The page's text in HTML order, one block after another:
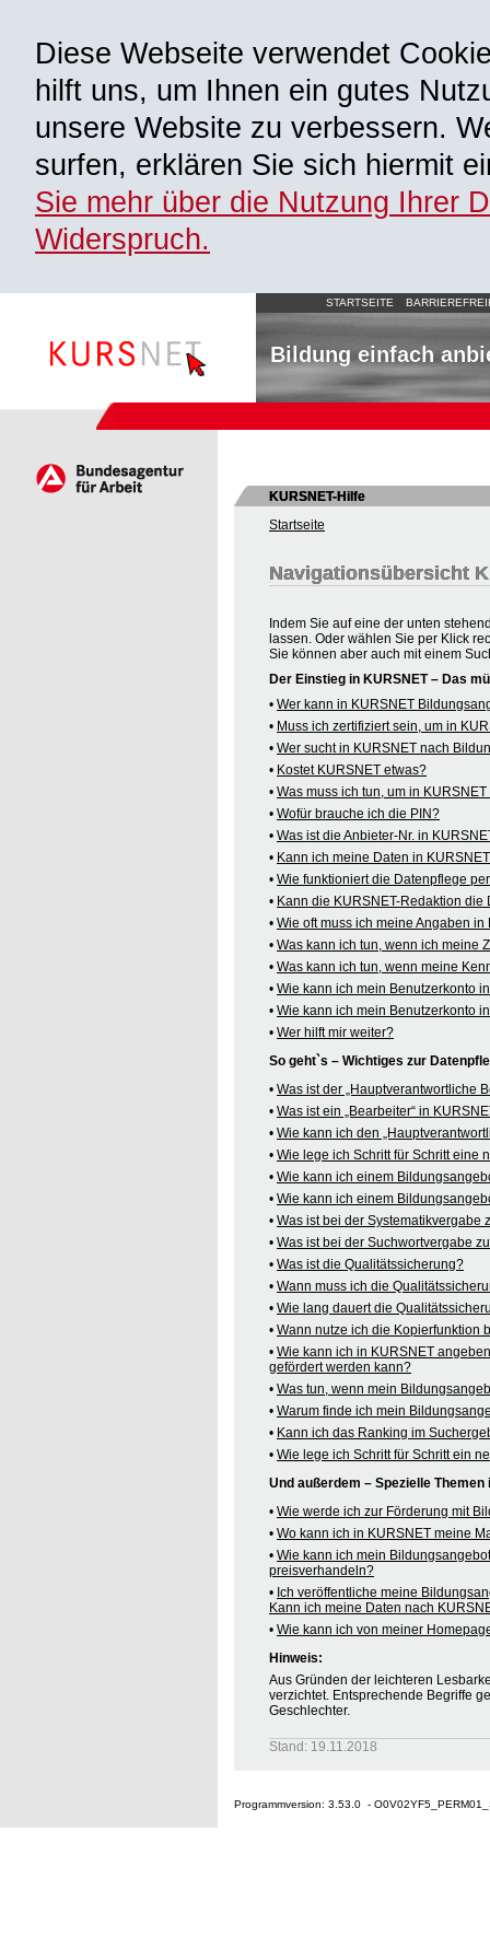
Diese Webseite verwendet
hilft uns, um Ihnen ein gutes
unsere Website zu verbessern.
surfen, erklären Sie sich hiermit
Sie mehr über die Nutzung Ihrer
Widerspruch.
STARTSEITE
Bildung einfach
KURSNET-Hilfe
Startseite
Navigationsübersicht
Indem Sie auf eine der unten
lassen. Oder wählen Sie per Klick
Sie können aber auch mit einem
Der Einstieg in KURSNET – Das
• Wer kann in KURSNET
• Muss ich zertifiziert sein, um in
• Wer sucht in KURSNET nach
• Kostet KURSNET etwas?
• Was muss ich tun, um in
• Wofür brauche ich die PIN?
• Was ist die Anbieter-Nr. in
• Kann ich meine Daten in
• Wie funktioniert die Datenpflege
• Kann die KURSNET-Redaktion
• Wie oft muss ich meine Angaben
• Was kann ich tun, wenn ich meine
• Was kann ich tun, wenn meine
• Wie kann ich mein Benutzerkonto
• Wie kann ich mein Benutzerkonto
• Wer hilft mir weiter?
So geht`s – Wichtiges zur
• Was ist der „Hauptverantwortliche
• Was ist ein „Bearbeiter“ in
• Wie kann ich den
• Wie lege ich Schritt für Schritt eine
• Wie kann ich einem
• Wie kann ich einem
• Was ist bei der Systematikvergabe
• Was ist bei der Suchwortvergabe
• Was ist die Qualitätssicherung?
• Wann muss ich die
• Wie lang dauert die
• Wann nutze ich die Kopierfunktion
• Wie kann ich in KURSNET
gefördert werden kann?
• Was tun, wenn mein
• Warum finde ich mein
• Kann ich das Ranking im
• Wie lege ich Schritt für Schritt ein
Und außerdem – Spezielle Themen
• Wie werde ich zur Förderung mit
• Wo kann ich in KURSNET meine
• Wie kann ich mein
preisverhandeln?
• Ich veröffentliche meine
Kann ich meine Daten nach
• Wie kann ich von meiner
Hinweis:
Aus Gründen der leichteren
verzichtet. Entsprechende Begriffe
Geschlechter.
Stand: 19.11.2018
Programmversion: 3.53.0 -